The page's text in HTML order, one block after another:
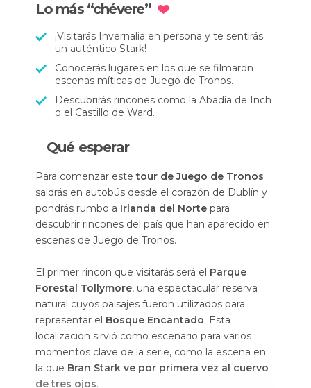
Lo más “chévere”
¡Visitarás Invernalia en persona y te sentirás
un auténtico Stark!
Conocerás lugares en los que se filmaron
escenas míticas de Juego de Tronos.
Descubrirás rincones como la Abadía de Inch
o el Castillo de Ward.
Qué esperar
Para comenzar estetour de Juego de Tronos
saldrás en autobús desde el corazón de Dublín y
pondrás rumbo a Irlanda del Norte para
descubrir rincones del país que han aparecido en
escenas de Juego de Tronos.
El primer rincón que visitarás será el Parque
Forestal Tollymore, una espectacular reserva
natural cuyos paisajes fueron utilizados para
representar el Bosque Encantado. Esta
localización sirvió como escenario para varios
momentos clave de la serie, como la escena en
la que Bran Stark ve por primera vez al cuervo
de tres ojos.